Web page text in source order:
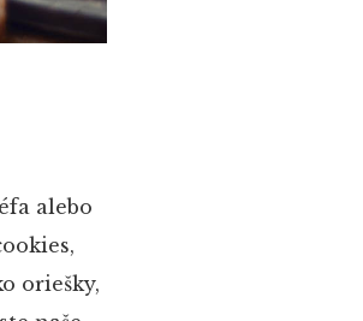
alebo
oriešky,